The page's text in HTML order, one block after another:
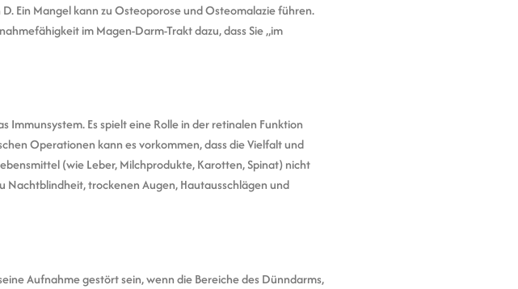
Ein Mangel kann zu Osteoporose und Osteomalazie führen.
im Magen-Darm-Trakt dazu, dass Sie „im
Es spielt eine Rolle in der retinalen Funktion
Operationen kann es vorkommen, dass die Vielfalt und
(wie Leber, Milchprodukte, Karotten, Spinat) nicht
Nachtblindheit, trockenen Augen, Hautausschlägen und
Aufnahme gestört sein, wenn die Bereiche des Dünndarms,